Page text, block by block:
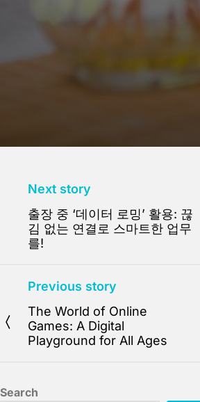
Next story
출장 중 ‘데이터 로밍’ 활용: 끊
김 없는 연결로 스마트한 업무
를!
Previous story
The World of Online
Games: A Digital
Playground for All Ages
Search